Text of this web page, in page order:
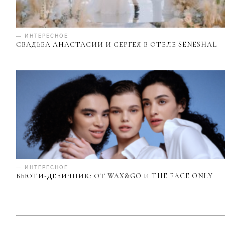
— ИНТЕРЕСНОЕ
СВАДЬБА АНАСТАСИИ И СЕРГЕЯ В ОТЕЛЕ SENESHAL
— ИНТЕРЕСНОЕ
БЬЮТИ-ДЕВИЧНИК: ОТ WAX&GO И THE FACE ONLY